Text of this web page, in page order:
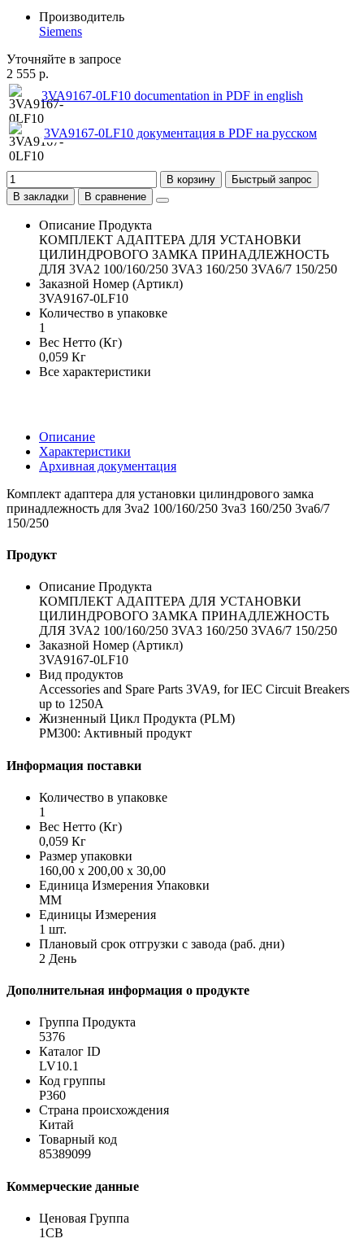
Производитель
Siemens
Уточняйте в запросе
2 555 р.
3VA9167-0LF10 documentation in PDF in english
3VA9167-0LF10 документация в PDF на русском
В корзину
Быстрый запрос
В закладки
В сравнение
Описание Продукта
КОМПЛЕКТ АДАПТЕРА ДЛЯ УСТАНОВКИ
ЦИЛИНДРОВОГО ЗАМКА ПРИНАДЛЕЖНОСТЬ
ДЛЯ 3VA2 100/160/250 3VA3 160/250 3VA6/7 150/250
Заказной Номер (Артикл)
3VA9167-0LF10
Количество в упаковке
1
Вес Нетто (Кг)
0,059 Кг
Все характеристики
Описание
Характеристики
Архивная документация
Комплект адаптера для установки цилиндрового замка
принадлежность для 3va2 100/160/250 3va3 160/250 3va6/7
150/250
Продукт
Описание Продукта
КОМПЛЕКТ АДАПТЕРА ДЛЯ УСТАНОВКИ
ЦИЛИНДРОВОГО ЗАМКА ПРИНАДЛЕЖНОСТЬ
ДЛЯ 3VA2 100/160/250 3VA3 160/250 3VA6/7 150/250
Заказной Номер (Артикл)
3VA9167-0LF10
Вид продуктов
Accessories and Spare Parts 3VA9, for IEC Circuit Breakers
up to 1250A
Жизненный Цикл Продукта (PLM)
PM300: Активный продукт
Информация поставки
Количество в упаковке
1
Вес Нетто (Кг)
0,059 Кг
Размер упаковки
160,00 x 200,00 x 30,00
Единица Измерения Упаковки
MM
Единицы Измерения
1 шт.
Плановый срок отгрузки с завода (раб. дни)
2 День
Дополнительная информация о продукте
Группа Продукта
5376
Каталог ID
LV10.1
Код группы
P360
Страна происхождения
Китай
Товарный код
85389099
Коммерческие данные
Ценовая Группа
1CB